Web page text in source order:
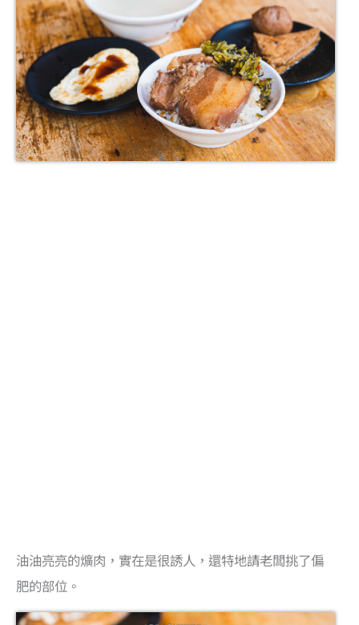
油油亮亮的爌肉，實在是很誘人，還特地請老闆挑了偏
肥的部位。